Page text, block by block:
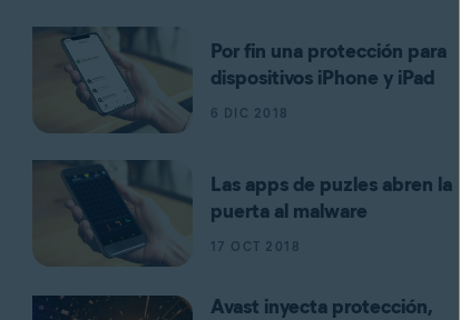
Por fin una protección para
dispositivos iPhone y iPad
6 DIC 2018
Las apps de puzles abren la
puerta al malware
17 OCT 2018
Avast inyecta protección,